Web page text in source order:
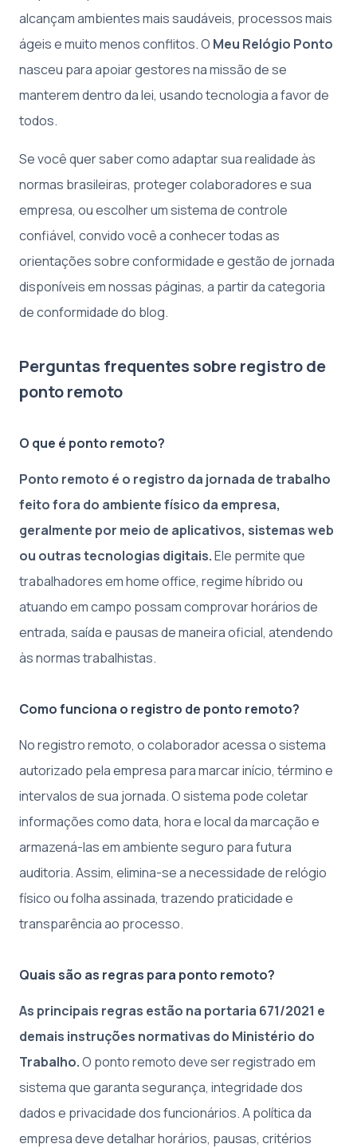
alcançam ambientes mais saudáveis, processos mais
ágeis e muito menos conflitos. O Meu Relógio Ponto
nasceu para apoiar gestores na missão de se
manterem dentro da lei, usando tecnologia a favor de
todos.
Se você quer saber como adaptar sua realidade às
normas brasileiras, proteger colaboradores e sua
empresa, ou escolher um sistema de controle
confiável, convido você a conhecer todas as
orientações sobre conformidade e gestão de jornada
disponíveis em nossas páginas, a partir da categoria
de conformidade do blog.
Perguntas frequentes sobre registro de
ponto remoto
O que é ponto remoto?
Ponto remoto é o registro da jornada de trabalho
feito fora do ambiente físico da empresa,
geralmente por meio de aplicativos, sistemas web
ou outras tecnologias digitais.Ele permite que
trabalhadores em home office, regime híbrido ou
atuando em campo possam comprovar horários de
entrada, saída e pausas de maneira oficial, atendendo
às normas trabalhistas.
Como funciona o registro de ponto remoto?
No registro remoto, o colaborador acessa o sistema
autorizado pela empresa para marcar início, término e
intervalos de sua jornada. O sistema pode coletar
informações como data, hora e local da marcação e
armazená-las em ambiente seguro para futura
auditoria. Assim, elimina-se a necessidade de relógio
físico ou folha assinada, trazendo praticidade e
transparência ao processo.
Quais são as regras para ponto remoto?
As principais regras estão na portaria 671/2021 e
demais instruções normativas do Ministério do
Trabalho.O ponto remoto deve ser registrado em
sistema que garanta segurança, integridade dos
dados e privacidade dos funcionários. A política da
empresa deve detalhar horários, pausas, critérios